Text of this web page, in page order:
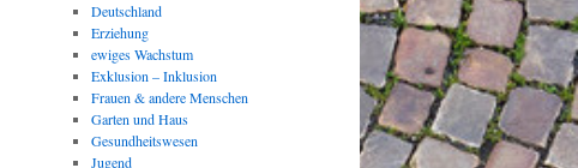
Deutschland
Erziehung
ewiges Wachstum
Exklusion – Inklusion
Frauen & andere Menschen
Garten und Haus
Gesundheitswesen
Jugend